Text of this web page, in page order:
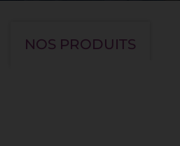
NOS PRODUITS